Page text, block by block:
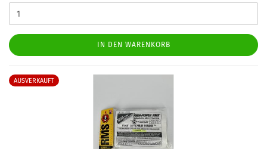
IN DEN WARENKORB
AUSVERKAUFT